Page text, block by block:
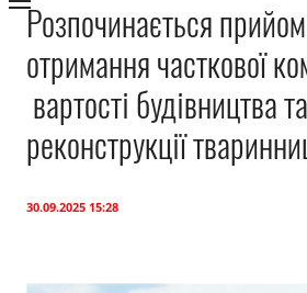
Навігація
сайту
Про місто
Міська влада
Розпочинається
отримання часткової
вартості будівництва
реконструкції
30.09.2025 15:28